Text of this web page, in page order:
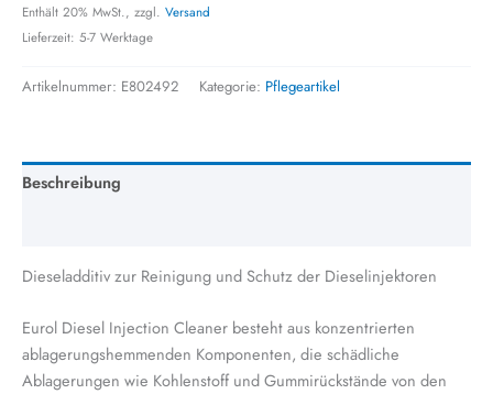
Enthält 20% MwSt., zzgl. Versand
Lieferzeit: 5-7 Werktage
Artikelnummer: E802492 Kategorie: Pflegeartikel
Beschreibung
Dieseladditiv zur Reinigung und Schutz der Dieselinjektoren
Eurol Diesel Injection Cleaner besteht aus konzentrierten
ablagerungshemmenden Komponenten, die schädliche
Ablagerungen wie Kohlenstoff und Gummirückstände von den